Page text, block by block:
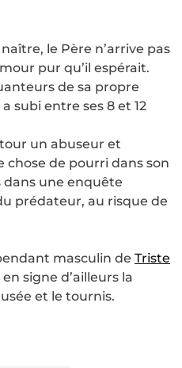
le Père n’arrive pas
pur qu’il espérait.
de sa propre
subi entre ses 8 et 12
un abuseur et
chose de pourri dans son
dans une enquête
prédateur, au risque de
masculin de Triste
en signe d’ailleurs la
et le tournis.